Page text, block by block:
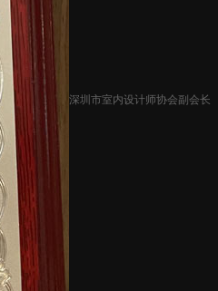
深圳市室内设计师协会副会长